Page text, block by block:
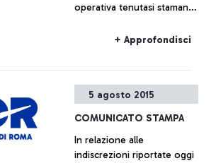
Wuhan.
operativa tenutasi stamane
dell’Enac, alla quale erano
Alitalia e Enav.
+ Approfondisci
5 agosto 2015
COMUNICATO STAMPA
In relazione alle
indiscrezioni riportate oggi